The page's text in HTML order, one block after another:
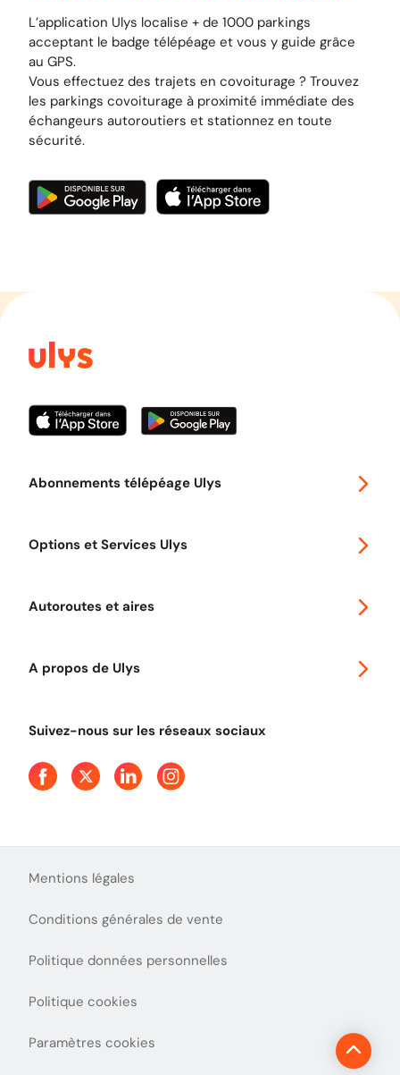
L’application Ulys localise + de 1000 parkings
acceptant le badge télépéage et vous y guide grâce
au GPS.
Vous effectuez des trajets en covoiturage ? Trouvez
les parkings covoiturage à proximité immédiate des
échangeurs autoroutiers et stationnez en toute
sécurité.
Abonnements télépéage Ulys
Options et Services Ulys
Autoroutes et aires
A propos de Ulys
Presse
Suivez-nous sur les réseaux sociaux
Mentions légales
Conditions générales de vente
Politique données personnelles
Politique cookies
Paramètres cookies